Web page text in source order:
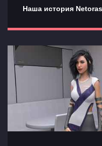
Наша история